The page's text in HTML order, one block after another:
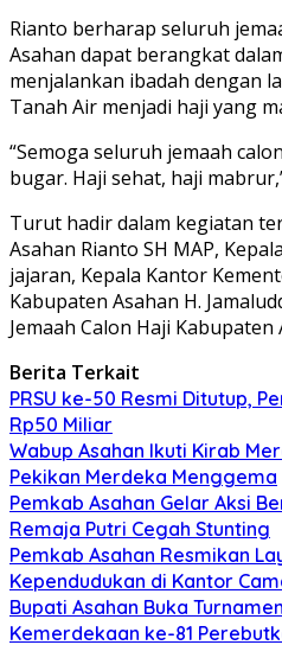
Rianto berharap seluruh
Asahan dapat berangkat
menjalankan ibadah dengan
Tanah Air menjadi haji yang
“Semoga seluruh jemaah
bugar. Haji sehat, haji
Turut hadir dalam kegiatan
Asahan Rianto SH MAP,
jajaran, Kepala Kantor
Kabupaten Asahan H.
Jemaah Calon Haji Kabupaten
Berita Terkait
PRSU ke-50 Resmi Ditutup,
Rp50 Miliar
Wabup Asahan Ikuti Kirab
Pekikan Merdeka Menggema
Pemkab Asahan Gelar Aksi
Remaja Putri Cegah Stunting
Pemkab Asahan Resmikan
Kependudukan di Kantor
Bupati Asahan Buka
Kemerdekaan ke-81